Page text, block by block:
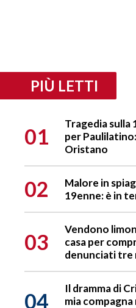
PIÙ LETTI
01
Tragedia sulla
per
Oristano
02
Malore in
19enne: è in
03
Vendono
casa per
denunciati tre
04
Il dramma di
mia